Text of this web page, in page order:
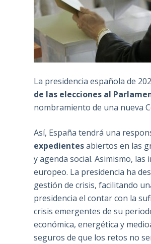
La presidencia española de
de las elecciones al
nombramiento de una nueva
Así, España tendrá una
expedientesabiertos en las
y agenda social. Asimismo,
europeo. La presidencia ha
gestión de crisis, facilitando
presidencia el contar con la
crisis emergentes de su
económica, energética y
seguros de que los retos no